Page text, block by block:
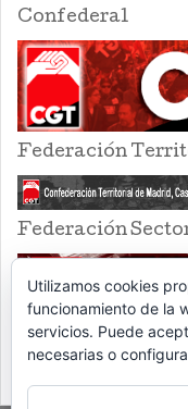
Confederal
Federación
Federación
Utilizamos cookies
funcionamiento de la
servicios. Puede
necesarias o